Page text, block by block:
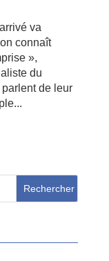
va
connaît
»,
du
de leur